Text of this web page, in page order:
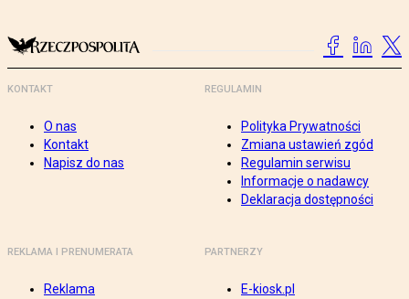
KONTAKT
O nas
Kontakt
Napisz do nas
REGULAMIN
Polityka Prywatności
Zmiana ustawień zgód
Regulamin serwisu
Informacje o nadawcy
Deklaracja dostępności
REKLAMA I PRENUMERATA
Reklama
PARTNERZY
E-kiosk.pl